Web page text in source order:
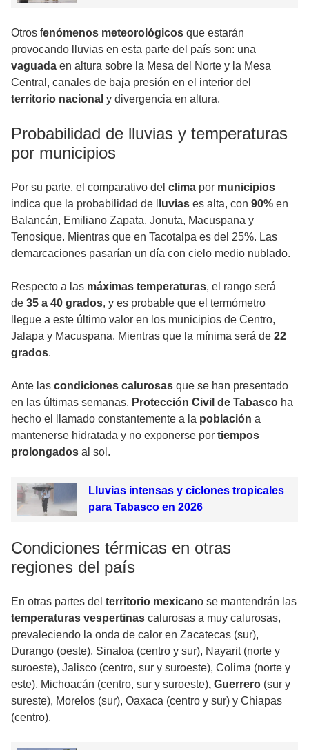
Otros fenómenos meteorológicos que estarán
provocando lluvias en esta parte del país son: una
vaguada en altura sobre la Mesa del Norte y la Mesa
Central, canales de baja presión en el interior del
territorio nacional y divergencia en altura.
Probabilidad de lluvias y temperaturas
por municipios
Por su parte, el comparativo del clima por municipios
indica que la probabilidad de l
luvias es alta, con 90% en
Balancán, Emiliano Zapata, Jonuta, Macuspana y
Tenosique. Mientras que en Tacotalpa es del 25%. Las
demarcaciones pasarían un día con cielo medio nublado.
Respecto a las máximas temperaturas, el rango será
de 35 a 40 grados, y es probable que el termómetro
llegue a este último valor en los municipios de Centro,
Jalapa y Macuspana. Mientras que la mínima será de 22
grados.
Ante las condiciones calurosas que se han presentado
en las últimas semanas, Protección Civil de Tabasco ha
hecho el llamado constantemente a la población a
mantenerse hidratada y no exponerse por tiempos
prolongados al sol.
Lluvias intensas y ciclones tropicales
para Tabasco en 2026
Condiciones térmicas en otras
regiones del país
En otras partes del territorio mexicano se mantendrán las
temperaturas vespertinas calurosas a muy calurosas,
prevaleciendo la onda de calor en Zacatecas (sur),
Durango (oeste), Sinaloa (centro y sur), Nayarit (norte y
suroeste), Jalisco (centro, sur y suroeste), Colima (norte y
este), Michoacán (centro, sur y suroeste), Guerrero (sur y
sureste), Morelos (sur), Oaxaca (centro y sur) y Chiapas
(centro).